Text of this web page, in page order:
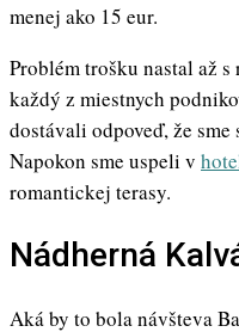
menej ako 15 eur.
Problém trošku nastal až
každý z miestnych
dostávali odpoveď, že
Napokon sme uspeli v
romantickej terasy.
Nádherná
Aká by to bola návšteva